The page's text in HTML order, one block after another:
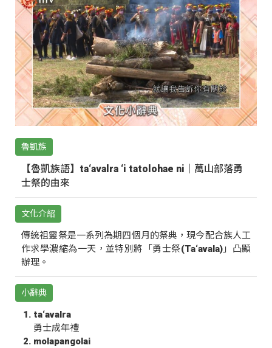
魯凱族
【魯凱族語】ta‘avalra ‘i tatolohae ni｜萬山部落勇
士祭的由來
文化介紹
傳統祖靈祭是一系列為期四個月的祭典，現今配合族人工
作求學濃縮為一天，並特別將「勇士祭(Ta‘avala)」凸顯
辦理。
小辭典
ta‘avalra
勇士成年禮
molapangolai